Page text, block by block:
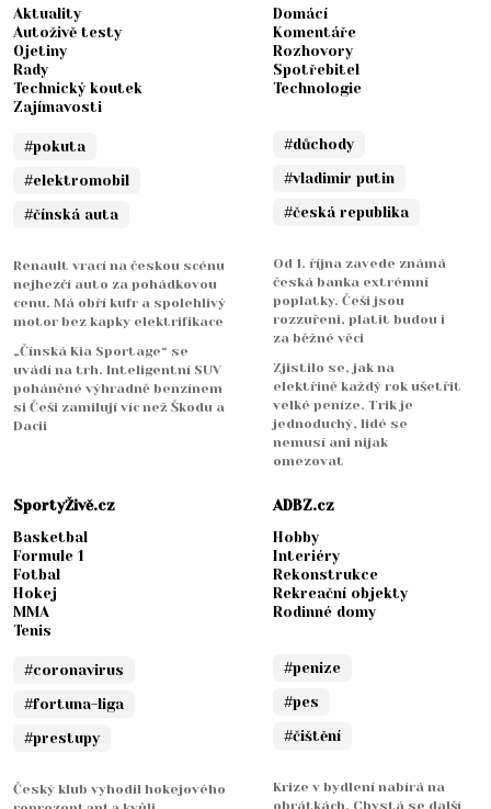
Aktuality
Autoživě testy
Ojetiny
Rady
Technický koutek
Zajímavosti
#pokuta
#elektromobil
#čínská auta
Renault vrací na českou scénu
nejhezčí auto za pohádkovou
cenu. Má obří kufr a spolehlivý
motor bez kapky elektrifikace
„Čínská Kia Sportage“ se
uvádí na trh. Inteligentní SUV
poháněné výhradně benzínem
si Češi zamilují víc než Škodu a
Dacii
Domácí
Komentáře
Rozhovory
Spotřebitel
Technologie
#důchody
#vladimir putin
#česká republika
Od 1. října zavede známá
česká banka extrémní
poplatky. Češi jsou
rozzuřeni, platit budou i
za běžné věci
Zjistilo se, jak na
elektřině každý rok ušetřit
velké peníze. Trik je
jednoduchý, lidé se
nemusí ani nijak
omezovat
SportyŽivě.cz
Basketbal
Formule 1
Fotbal
Hokej
MMA
Tenis
#coronavirus
#fortuna-liga
#prestupy
Český klub vyhodil hokejového
ADBZ.cz
Hobby
Interiéry
Rekonstrukce
Rekreační objekty
Rodinné domy
#penize
#pes
#čištění
Krize v bydlení nabírá na
obrátkách. Chystá se další